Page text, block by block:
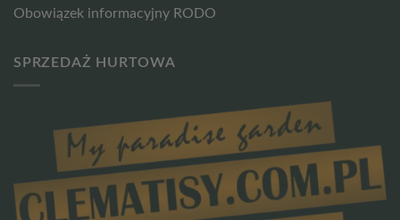
Obowiązek informacyjny RODO
SPRZEDAŻ HURTOWA